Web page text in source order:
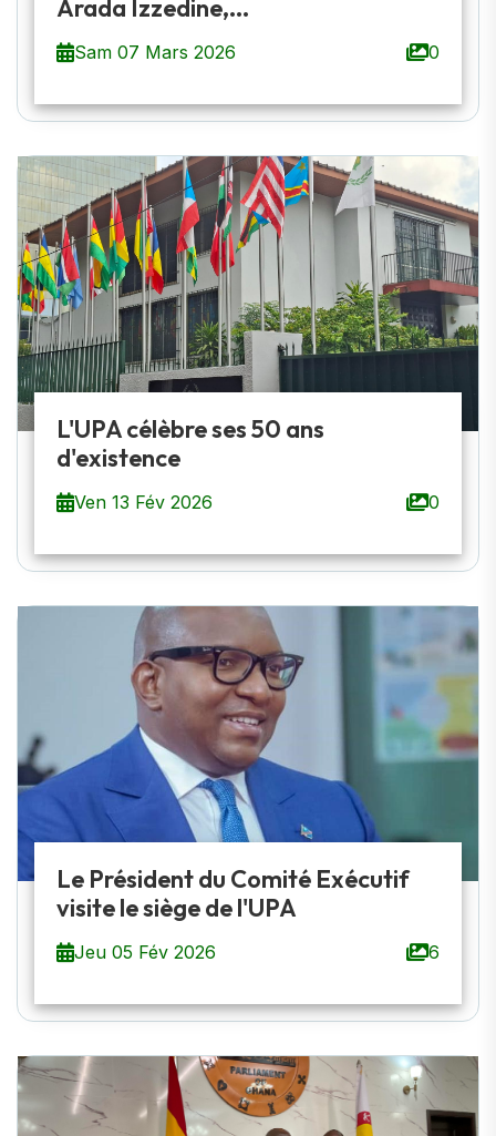
Arada Izzedine,...
Sam 07 Mars 2026 0
L'UPA célèbre ses 50 ans
d'existence
Ven 13 Fév 2026 0
Le Président du Comité Exécutif
visite le siège de l'UPA
Jeu 05 Fév 2026 6